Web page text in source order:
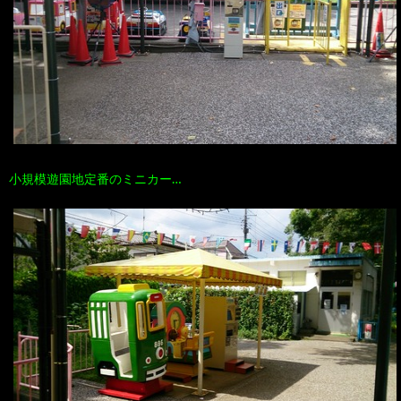
小規模遊園地定番のミニカー…